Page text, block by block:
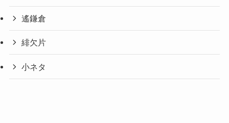
遙鎌倉
緋欠片
小ネタ